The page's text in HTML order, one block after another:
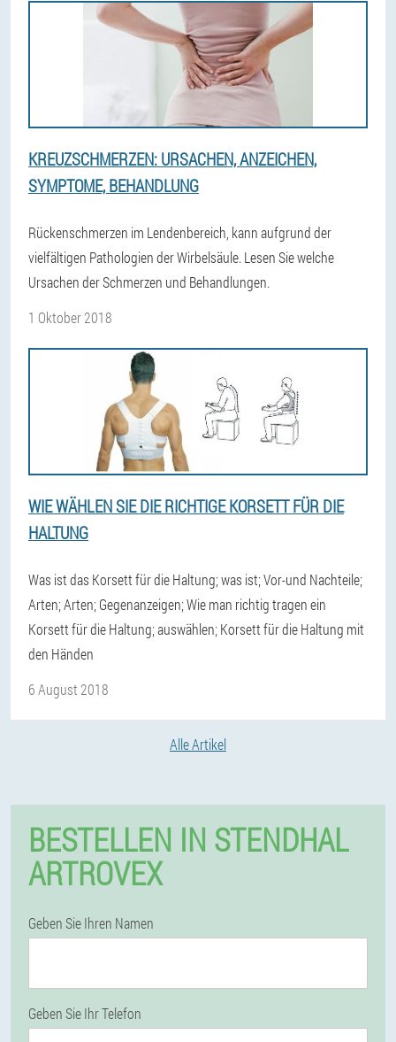
KREUZSCHMERZEN: URSACHEN, ANZEICHEN,
SYMPTOME, BEHANDLUNG
Rückenschmerzen im Lendenbereich, kann aufgrund der
vielfältigen Pathologien der Wirbelsäule. Lesen Sie welche
Ursachen der Schmerzen und Behandlungen.
1 Oktober 2018
WIE WÄHLEN SIE DIE RICHTIGE KORSETT FÜR DIE
HALTUNG
Was ist das Korsett für die Haltung; was ist; Vor-und Nachteile;
Arten; Arten; Gegenanzeigen; Wie man richtig tragen ein
Korsett für die Haltung; auswählen; Korsett für die Haltung mit
den Händen
6 August 2018
Alle Artikel
BESTELLEN IN STENDHAL
ARTROVEX
Geben Sie Ihren Namen
Geben Sie Ihr Telefon